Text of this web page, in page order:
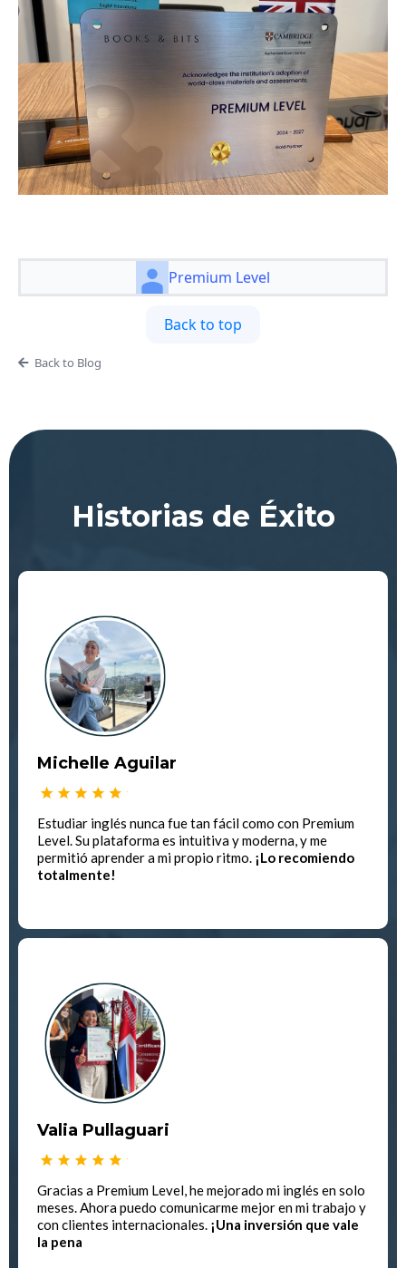
Premium Level
Back to top
Back to Blog
Historias de Éxito
Michelle Aguilar
Estudiar inglés nunca fue tan fácil como con Premium
Level. Su plataforma es intuitiva y moderna, y me
permitió aprender a mi propio ritmo. ¡Lo recomiendo
totalmente!
Valia Pullaguari
Gracias a Premium Level, he mejorado mi inglés en solo
meses. Ahora puedo comunicarme mejor en mi trabajo y
con clientes internacionales. ¡Una inversión que vale
la pena